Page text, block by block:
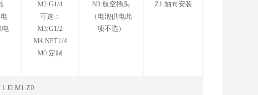
电
M2:G1/4
可选：
M3:G1/2
M4:NPT1/4
M0:定制
N3:航空插头
（电池供电此
项不选）
Z1:轴向安装